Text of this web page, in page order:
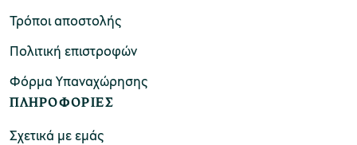
Τρόποι αποστολής
Πολιτική επιστροφών
Φόρμα Υπαναχώρησης
ΠΛΗΡΟΦΟΡΙΕΣ
Σχετικά με εμάς